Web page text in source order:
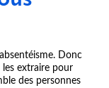
Donc
les extraire pour
des personnes